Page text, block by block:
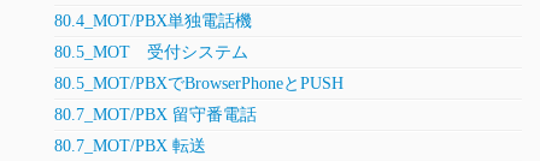
80.4_MOT/PBX単独電話機
80.5_MOT 受付システム
80.5_MOT/PBXでBrowserPhoneとPUSH
80.7_MOT/PBX 留守番電話
80.7_MOT/PBX 転送